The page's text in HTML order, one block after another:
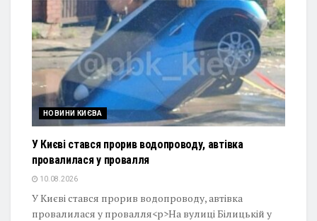
НОВИНИ КИЄВА
У Києві стався прорив водопроводу, автівка
провалилася у провалля
10.08.2026
У Києві стався прорив водопроводу, автівка
провалилася у провалля<p>На вулиці Білицькій у